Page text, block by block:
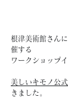
根津美術館さん
催する
ワークショップ
美しいキモノ公
きました。